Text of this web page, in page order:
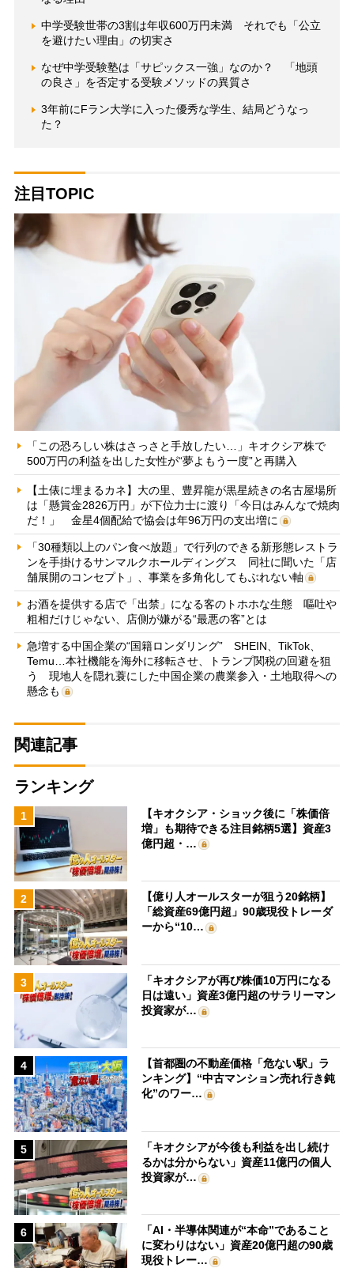
中学受験世帯の3割は年収600万円未満 それでも「公立
を避けたい理由」の切実さ
なぜ中学受験塾は「サピックス一強」なのか？ 「地頭
の良さ」を否定する受験メソッドの異質さ
3年前にFラン大学に入った優秀な学生、結局どうなっ
た？
注目TOPIC
「この恐ろしい株はさっさと手放したい…」キオクシア株で
500万円の利益を出した女性が“夢よもう一度”と再購入
【土俵に埋まるカネ】大の里、豊昇龍が黒星続きの名古屋場所
は「懸賞金2826万円」が下位力士に渡り「今日はみんなで焼肉
だ！」 金星4個配給で協会は年96万円の支出増に
「30種類以上のパン食べ放題」で行列のできる新形態レストラ
ンを手掛けるサンマルクホールディングス 同社に聞いた「店
舗展開のコンセプト」、事業を多角化してもぶれない軸
お酒を提供する店で「出禁」になる客のトホホな生態 嘔吐や
粗相だけじゃない、店側が嫌がる“最悪の客”とは
急増する中国企業の“国籍ロンダリング” SHEIN、TikTok、
Temu…本社機能を海外に移転させ、トランプ関税の回避を狙
う 現地人を隠れ蓑にした中国企業の農業参入・土地取得への
懸念も
関連記事
ランキング
1
【キオクシア・ショック後に「株価倍
増」も期待できる注目銘柄5選】資産3
億円超・…
2
【億り人オールスターが狙う20銘柄】
「総資産69億円超」90歳現役トレーダ
ーから“10…
3
「キオクシアが再び株価10万円になる
日は遠い」資産3億円超のサラリーマン
投資家が…
4
【首都圏の不動産価格「危ない駅」ラ
ンキング】“中古マンション売れ行き鈍
化”のワー…
5
「キオクシアが今後も利益を出し続け
るかは分からない」資産11億円の個人
投資家が…
6
「AI・半導体関連が“本命”であること
に変わりはない」資産20億円超の90歳
現役トレー…